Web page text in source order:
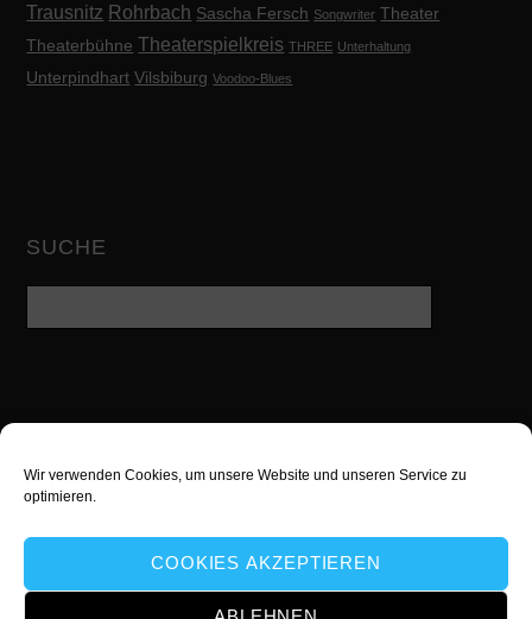
Wir verwenden Cookies, um unsere Website und unseren Service zu
optimieren.
COOKIES AKZEPTIEREN
Trausnitz Rohrbach Sascha Fersch Songwriter Theater
Theaterbühne Theaterspielkreis THREE Unterhaltung
Unterpindhart Vilsbiburg Voodoo-Blues
SUCHE
Twitter Facebook Google
YouTube instagram Xing